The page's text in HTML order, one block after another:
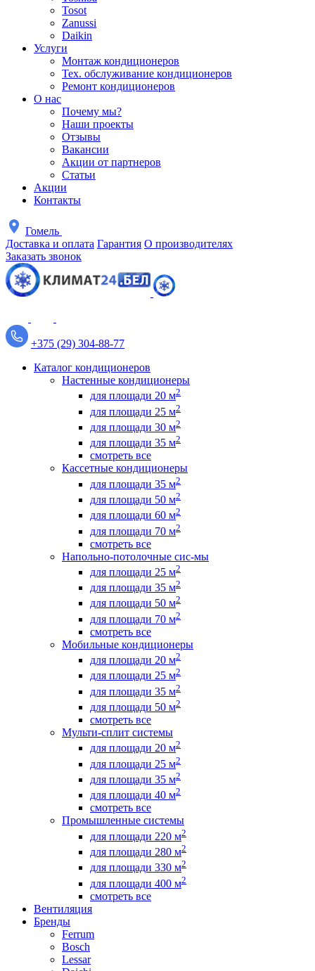
Tosot
Zanussi
Daikin
Услуги
Монтаж кондиционеров
Тех. обслуживание кондиционеров
Ремонт кондиционеров
О нас
Почему мы?
Наши проекты
Отзывы
Вакансии
Акции от партнеров
Статьи
Акции
Контакты
Гомель
Доставка и оплата Гарантия О производителях
Заказать звонок
+375 (29) 304-88-77
Каталог кондиционеров
Настенные кондиционеры
для площади 20 м2
для площади 25 м2
для площади 30 м2
для площади 35 м2
смотреть все
Кассетные кондиционеры
для площади 35 м2
для площади 50 м2
для площади 60 м2
для площади 70 м2
смотреть все
Напольно-потолочные сис-мы
для площади 25 м2
для площади 35 м2
для площади 50 м2
для площади 70 м2
смотреть все
Мобильные кондиционеры
для площади 20 м2
для площади 25 м2
для площади 35 м2
для площади 50 м2
смотреть все
Мульти-сплит системы
для площади 20 м2
для площади 25 м2
для площади 35 м2
для площади 40 м2
смотреть все
Промышленные системы
для площади 220 м2
для площади 280 м2
для площади 330 м2
для площади 400 м2
смотреть все
Вентиляция
Бренды
Ferrum
Bosch
Lessar